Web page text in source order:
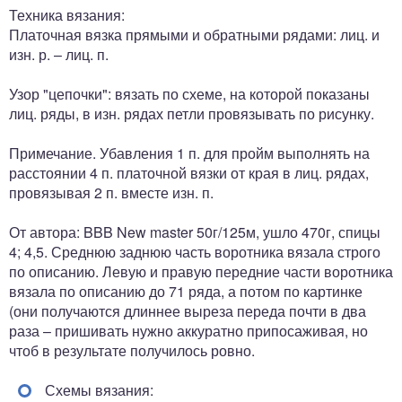
Техника вязания:
Платочная вязка прямыми и обратными рядами: лиц. и
изн. р. – лиц. п.
Узор "цепочки": вязать по схеме, на которой показаны
лиц. ряды, в изн. рядах петли провязывать по рисунку.
Примечание. Убавления 1 п. для пройм выполнять на
расстоянии 4 п. платочной вязки от края в лиц. рядах,
провязывая 2 п. вместе изн. п.
От автора: BBB New master 50г/125м, ушло 470г, спицы
4; 4,5. Среднюю заднюю часть воротника вязала строго
по описанию. Левую и правую передние части воротника
вязала по описанию до 71 ряда, а потом по картинке
(они получаются длиннее выреза переда почти в два
раза – пришивать нужно аккуратно припосаживая, но
чтоб в результате получилось ровно.
Схемы вязания: